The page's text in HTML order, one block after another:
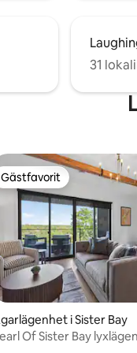
31
betyg, 59
Gästfavorit
Gästfavorit
i Sister Bay
Of Sister Bay